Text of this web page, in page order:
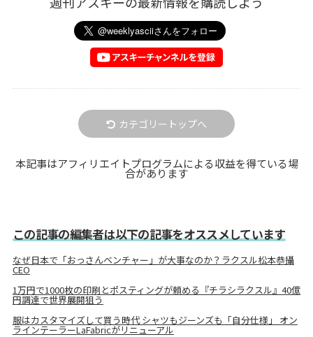
カテゴリートップへ
本記事はアフィリエイトプログラムによる収益を得ている場
合があります
この記事の編集者は以下の記事をオススメしています
なぜ日本で「おっさんベンチャー」が大事なのか？ラクスル松本恭攝
CEO
1万円で1000枚の印刷とポスティングが頼める『チラシラクスル』40億
円調達で世界展開狙う
服はカスタマイズして買う時代 シャツもジーンズも「自分仕様」 オン
ラインテーラーLaFabricがリニューアル